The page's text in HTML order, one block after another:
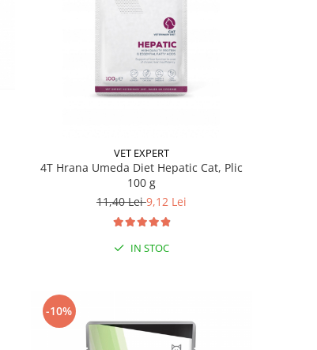
VET EXPERT
4T Hrana Umeda Diet Hepatic Cat, Plic
100 g
11,40 Lei9,12 Lei
IN STOC
-10%